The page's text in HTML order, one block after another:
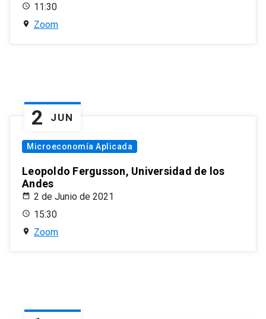
11:30
Zoom
2 JUN
Microeconomía Aplicada
Leopoldo Fergusson, Universidad de los
Andes
2 de Junio de 2021
15:30
Zoom